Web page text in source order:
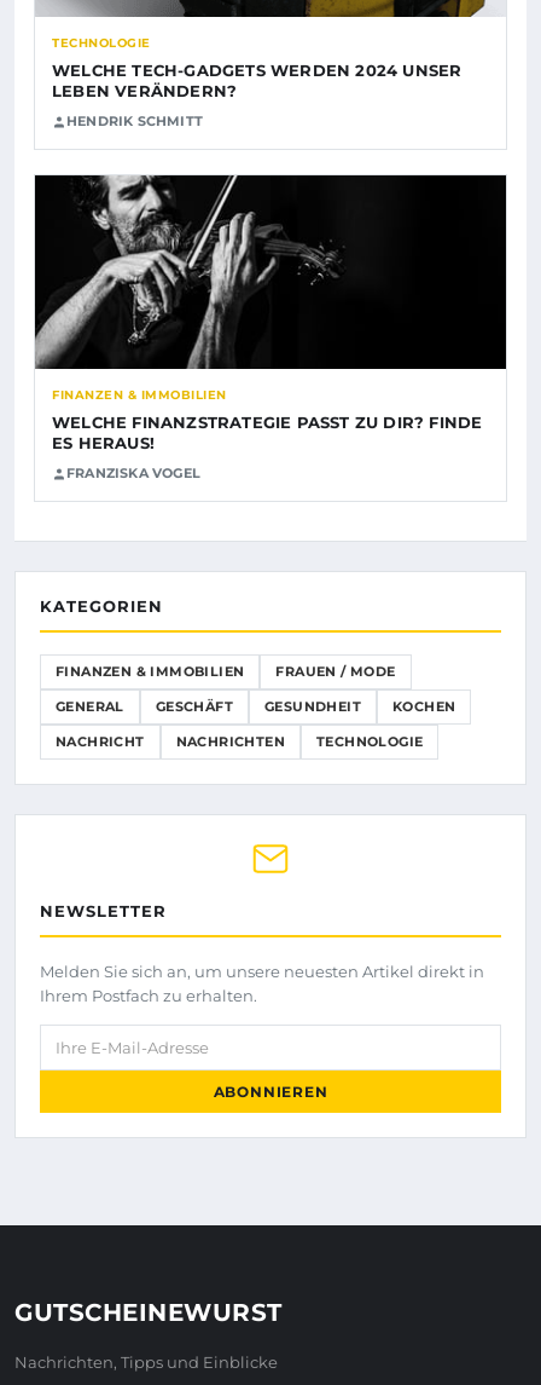
TECHNOLOGIE
WELCHE TECH-GADGETS WERDEN 2024 UNSER
LEBEN VERÄNDERN?
HENDRIK SCHMITT
FINANZEN & IMMOBILIEN
WELCHE FINANZSTRATEGIE PASST ZU DIR? FINDE
ES HERAUS!
FRANZISKA VOGEL
KATEGORIEN
FINANZEN & IMMOBILIEN FRAUEN / MODE
GENERAL GESCHÄFT GESUNDHEIT KOCHEN
NACHRICHT NACHRICHTEN TECHNOLOGIE
NEWSLETTER
Melden Sie sich an, um unsere neuesten Artikel direkt in
Ihrem Postfach zu erhalten.
Ihre E-Mail-Adresse
ABONNIEREN
GUTSCHEINEWURST
Nachrichten, Tipps und Einblicke